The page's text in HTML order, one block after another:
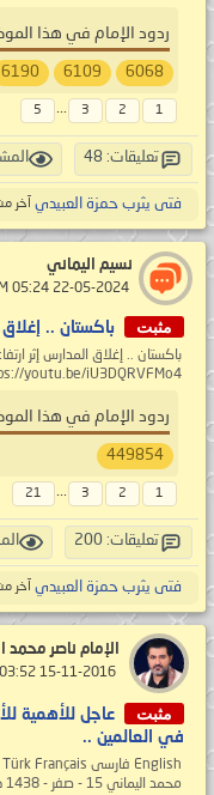
ردود الإمام في هذا
6068
6109
6190
1
2
3
...
5
تعليقات: 48
فتى يثرب حمزة العبيدي آخر
نسيم اليماني
مثبت باكستان .. إغلاق
باكستان .. إغلاق المدارس إثر
youtu.be/iU3DQRVFMo4
ردود الإمام في هذا
449854
1
2
3
...
21
تعليقات: 200
فتى يثرب حمزة العبيدي آخر
الإمام ناصر محمد
مثبت
عاجل للأهمية
في العالمين ..
محمد اليماني 15 - صفر - 1438 هـ 15 - 11 - 2016 مـ 03:52 صباحاً (...